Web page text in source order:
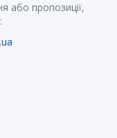
або пропозиції,